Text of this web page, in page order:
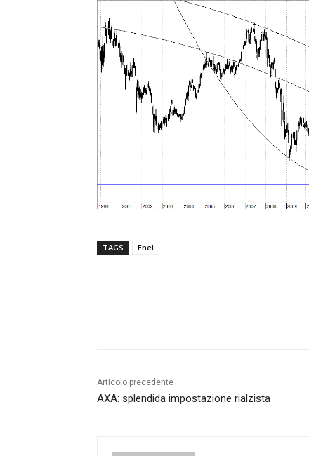
TAGS Enel
Articolo precedente
AXA: splendida impostazione rialzista